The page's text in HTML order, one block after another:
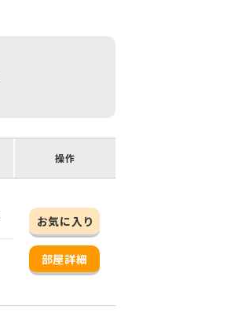
操作
お気に入り
部屋詳細